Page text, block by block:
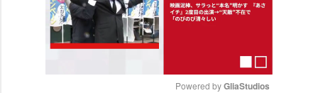
Powered by GliaStudios